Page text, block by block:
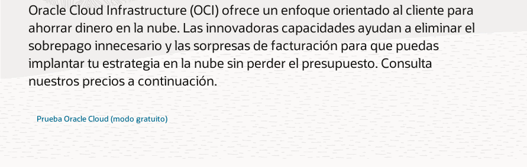
Oracle Cloud Infrastructure (OCI) ofrece un enfoque orientado al cliente para
ahorrar dinero en la nube. Las innovadoras capacidades ayudan a eliminar el
sobrepago innecesario y las sorpresas de facturación para que puedas
implantar tu estrategia en la nube sin perder el presupuesto. Consulta
nuestros precios a continuación.
Prueba Oracle Cloud (modo gratuito)